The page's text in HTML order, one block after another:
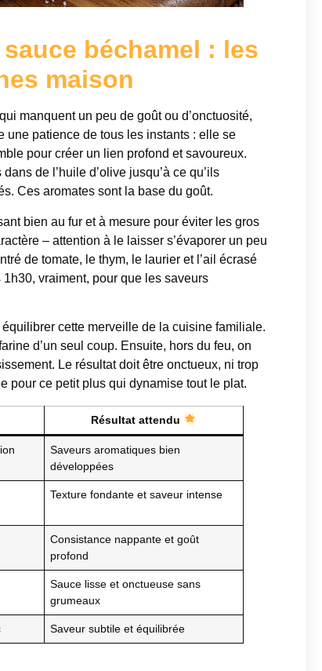
béchamel : les
maison
manquent un peu de goût ou d’onctuosité,
une patience de tous les instants : elle se
pour créer un lien profond et savoureux.
de l’huile d’olive jusqu’à ce qu’ils
Ces aromates sont la base du goût.
bien au fur et à mesure pour éviter les gros
– attention à le laisser s’évaporer un peu
de tomate, le thym, le laurier et l’ail écrasé
vraiment, pour que les saveurs
cette merveille de la cuisine familiale.
d’un seul coup. Ensuite, hors du feu, on
Le résultat doit être onctueux, ni trop
pour ce petit plus qui dynamise tout le plat.
Résultat attendu
Saveurs aromatiques bien
développées
Texture fondante et saveur intense
Consistance nappante et goût
profond
Sauce lisse et onctueuse sans
grumeaux
Saveur subtile et équilibrée